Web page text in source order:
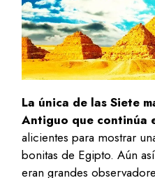
La única de las Siete
Antiguo que continúa
alicientes para mostrar
bonitas de Egipto. Aún
eran grandes